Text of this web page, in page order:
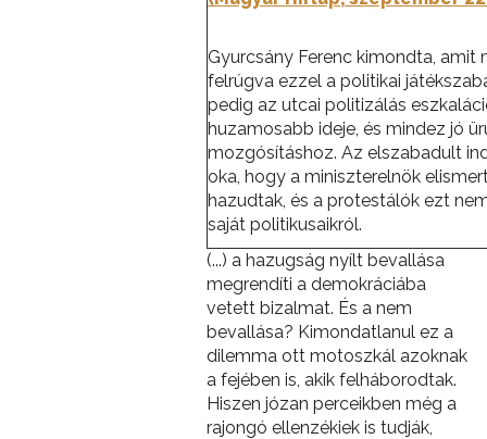
Gyurcsány Ferenc kimondta, amit
felrúgva ezzel a politikai
pedig az utcai politizálás
huzamosabb ideje, és mindez jó
mozgósításhoz. Az elszabadult
oka, hogy a miniszterelnök
hazudtak, és a protestálók ezt
saját politikusaikról.
(...) a hazugság nyílt bevallása
megrendíti a demokráciába
vetett bizalmat. És a nem
bevallása? Kimondatlanul ez a
dilemma ott motoszkál azoknak
a fejében is, akik felháborodtak.
Hiszen józan perceikben még a
rajongó ellenzékiek is tudják,